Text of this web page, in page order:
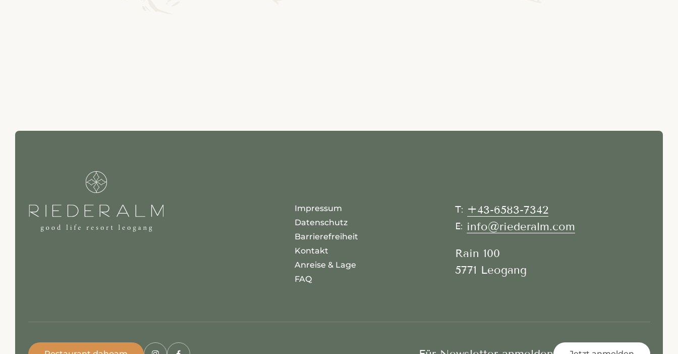
Impressum
Datenschutz
Barrierefreiheit
Kontakt
Anreise & Lage
FAQ
T: +43-6583-7342
E: info@riederalm.com
Rain 100
5771 Leogang